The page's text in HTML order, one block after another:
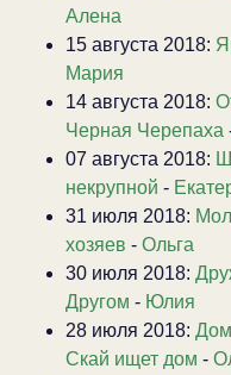
Алена
15 августа 2018:
Мария
14 августа 2018:
Черная Черепаха
07 августа 2018:
некрупной -
31 июля 2018:
хозяев - Ольга
30 июля 2018:
Другом - Юлия
28 июля 2018:
Скай ищет дом -